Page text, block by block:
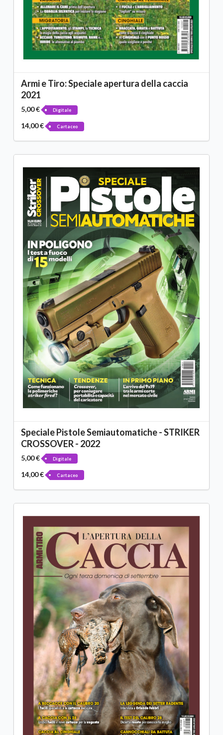
Armi e Tiro: Speciale apertura della caccia
2021
5,00 € Digitale
14,00 € Cartaceo
Speciale Pistole Semiautomatiche - STRIKER
CROSSOVER - 2022
5,00 € Digitale
14,00 € Cartaceo